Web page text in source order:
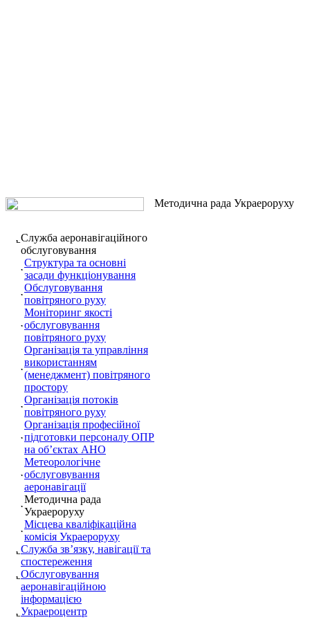
Служба аеронавігаційного
обслуговування
Структура та основні
засади функціонування
Обслуговування
повітряного руху
Моніторинг якості
обслуговування
повітряного руху
Організація та управління
використанням
(менеджмент) повітряного
простору
Організація потоків
повітряного руху
Організація професійної
підготовки персоналу ОПР
на об’єктах АНО
Метеорологічне
обслуговування
аеронавігації
Методична рада
Украероруху
Місцева кваліфікаційна
комісія Украероруху
Служба зв’язку, навігації та
спостереження
Обслуговування
аеронавігаційною
інформацією
Украероцентр
Методична рада Украероруху